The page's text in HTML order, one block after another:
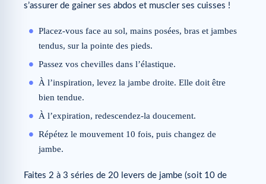
s’assurer de gainer ses abdos et muscler ses cuisses !
Placez-vous face au sol, mains posées, bras et jambes
tendus, sur la pointe des pieds.
Passez vos chevilles dans l’élastique.
À l’inspiration, levez la jambe droite. Elle doit être
bien tendue.
À l’expiration, redescendez-la doucement.
Répétez le mouvement 10 fois, puis changez de
jambe.
Faites 2 à 3 séries de 20 levers de jambe (soit 10 de